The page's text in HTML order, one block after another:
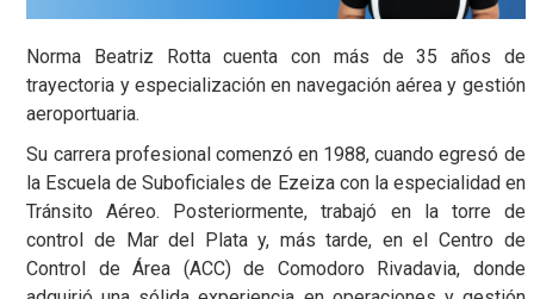
Norma Beatriz Rotta cuenta con más de 35 años de
trayectoria y especialización en navegación aérea y gestión
aeroportuaria.
Su carrera profesional comenzó en 1988, cuando egresó de
la Escuela de Suboficiales de Ezeiza con la especialidad en
Tránsito Aéreo. Posteriormente, trabajó en la torre de
control de Mar del Plata y, más tarde, en el Centro de
Control de Área (ACC) de Comodoro Rivadavia, donde